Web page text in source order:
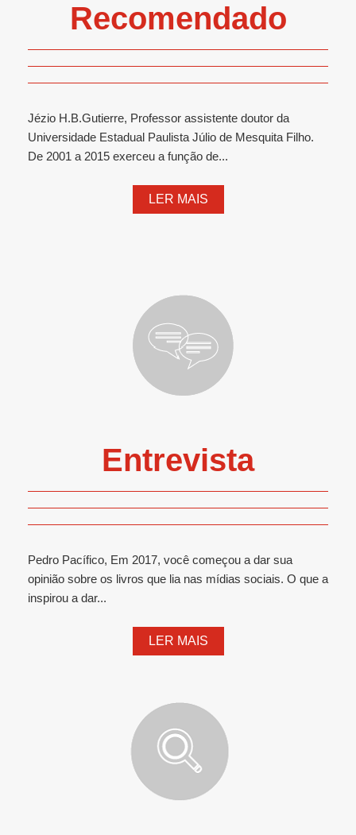
Recomendado
Jézio H.B.Gutierre, Professor assistente doutor da
Universidade Estadual Paulista Júlio de Mesquita Filho.
De 2001 a 2015 exerceu a função de...
LER MAIS
Entrevista
Pedro Pacífico, Em 2017, você começou a dar sua
opinião sobre os livros que lia nas mídias sociais. O que a
inspirou a dar...
LER MAIS